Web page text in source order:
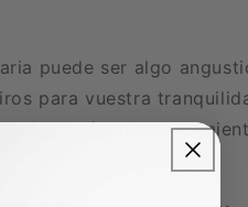
puede ser algo
para vuestra
más